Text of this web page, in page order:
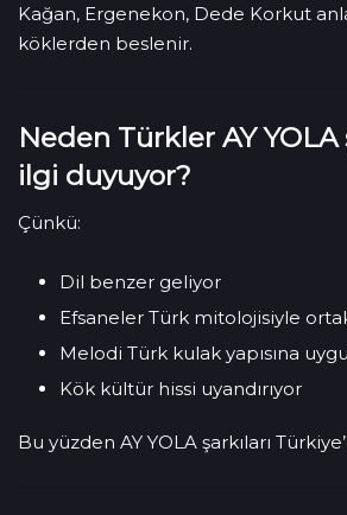
Kağan, Ergenekon, Dede Korkut
köklerden beslenir.
Neden Türkler AY YOLA
ilgi duyuyor?
Çünkü:
Dil benzer geliyor
Efsaneler Türk mitolojisiyle
Melodi Türk kulak yapısına
Kök kültür hissi uyandırıyor
Bu yüzden AY YOLA şarkıları